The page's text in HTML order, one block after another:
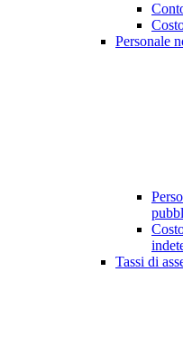
Personale
Tassi di